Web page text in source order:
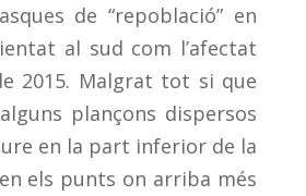
de “repoblació” en
al sud com l’afectat
2015. Malgrat tot si que
plançons dispersos
en la part inferior de la
en els punts on arriba més